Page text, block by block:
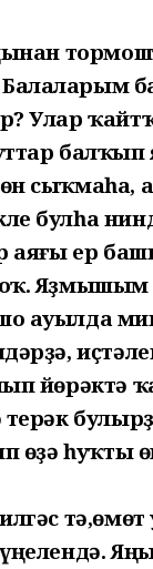
Улар
балҡып
сыҡмаһа,
булһа
аяғы ер
Яҙмышым
ауылда
йөрәктә
терәк
өҙә һуҡты